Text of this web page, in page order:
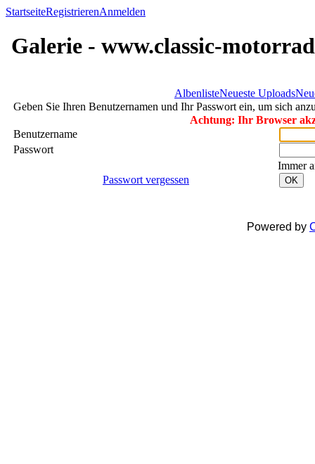
StartseiteRegistrierenAnmelden
Galerie - www.classic-
AlbenlisteNeueste Uploads
Geben Sie Ihren Benutzernamen und Ihr Passwort ein, um sich
Achtung: Ihr Browser
Benutzername
Passwort
Immer
Passwort vergessen
OK
Powered by